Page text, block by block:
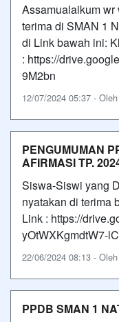
Assamualaikum
terima di SMAN 1
di Link bawah ini:
: https://
9M2bn
12/07/2024 05:37 -
PENGUMUMAN
AFIRMASI TP.
Siswa-Siswi yang
nyatakan di terima
Link : https://
yOtWXKgmdtW7-
22/06/2024 08:13 -
PPDB SMAN 1